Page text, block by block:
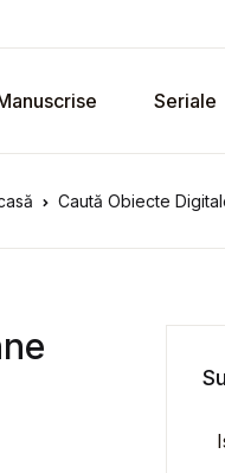
Seriale
Caută Obiecte